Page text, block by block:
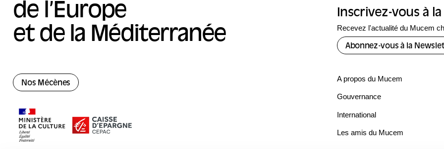
de l’Europe
et de la Méditerranée
Inscrivez-vous à
Recevez l'actualité du Mucem
Abonnez-vous à la
Nos Mécènes
A propos du Mucem
Gouvernance
International
Les amis du Mucem